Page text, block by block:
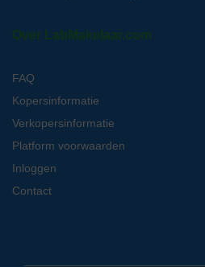
Over LabMakelaar.com
FAQ
Kopersinformatie
Verkopersinformatie
Platform voorwaarden
Inloggen
Contact